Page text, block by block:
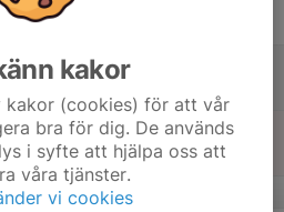
v.34
kakor
kakor (cookies) för att vår
bra för dig. De används
i syfte att hjälpa oss att
våra tjänster.
vi cookies